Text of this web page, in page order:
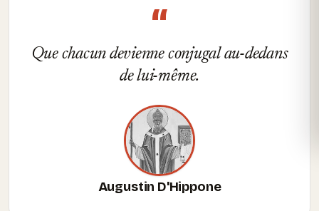
“
Que chacun devienne conjugal au-dedans
de lui-même.
Augustin D'Hippone